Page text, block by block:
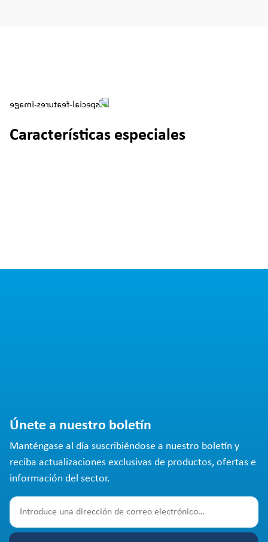
Características especiales
Únete a nuestro boletín
Manténgase al día suscribiéndose a nuestro boletín y
reciba actualizaciones exclusivas de productos, ofertas e
información del sector.